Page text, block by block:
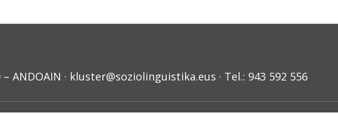
– ANDOAIN · kluster@soziolinguistika.eus · Tel.: 943 592 556